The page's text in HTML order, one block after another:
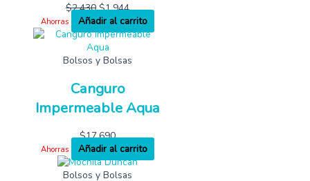
$2,430 $1,944
Ahorras Añadir al carrito
Bolsos y Bolsas
Canguro
Impermeable Aqua
$17,690
Ahorras
Añadir al carrito
Bolsos y Bolsas